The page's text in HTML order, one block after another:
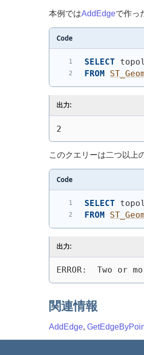
本例ではAddEdgeで作っ
Code
SELECT
FROM
出力:
2
このクエリーは二つ以上
Code
SELECT
FROM
出力:
ERROR:  Two or
関連情報
AddEdge,